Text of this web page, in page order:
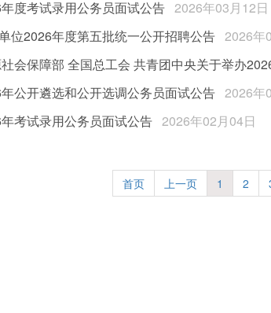
度考试录用公务员面试公告 2026年03月12日
位2026年度第五批统一公开招聘公告 2026年
会保障部 全国总工会 共青团中央关于举办
公开遴选和公开选调公务员面试公告 2026年
考试录用公务员面试公告 2026年02月04日
首页 上一页 1 2